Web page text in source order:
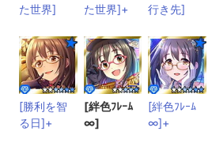
た世界]
た世界]+
行き先]
[勝利を智
る日]+
[絆色ﾌﾚｰﾑ
∞]
[絆色ﾌﾚｰﾑ
∞]+